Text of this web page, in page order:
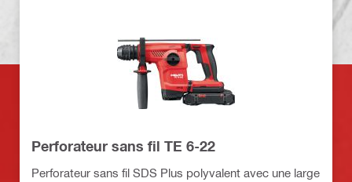
Perforateur sans fil TE 6-22
Perforateur sans fil SDS Plus polyvalent avec une large